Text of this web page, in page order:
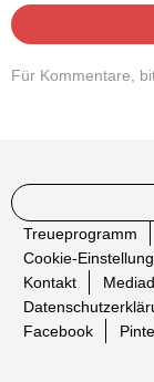
Für Kommentare,
Treueprogramm
Cookie-
Kontakt
Facebook